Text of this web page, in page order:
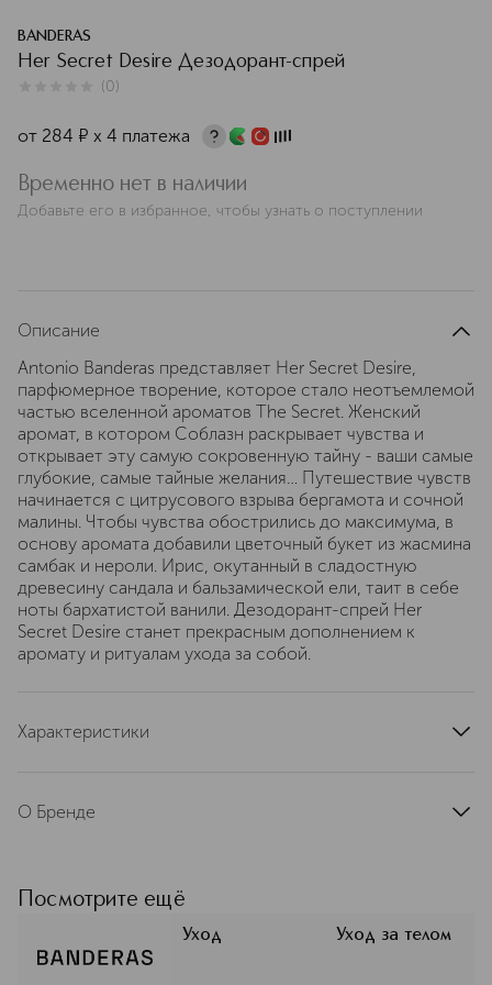
BANDERAS
Her Secret Desire Дезодорант-спрей
(0)
от 284 ¤ х 4 платежа
Временно нет в наличии
Добавьте его в избранное, чтобы узнать о поступлении
Описание
Antonio Banderas представляет Her Secret Desire,
парфюмерное творение, которое стало неотъемлемой
частью вселенной ароматов The Secret. Женский
аромат, в котором Соблазн раскрывает чувства и
открывает эту самую сокровенную тайну - ваши самые
глубокие, самые тайные желания… Путешествие чувств
начинается с цитрусового взрыва бергамота и сочной
малины. Чтобы чувства обострились до максимума, в
основу аромата добавили цветочный букет из жасмина
самбак и нероли. Ирис, окутанный в сладостную
древесину сандала и бальзамической ели, таит в себе
ноты бархатистой ванили. Дезодорант-спрей Her
Secret Desire станет прекрасным дополнением к
аромату и ритуалам ухода за собой.
Характеристики
страна производства
О Бренде
изысканная, она дарит уверенность
и помогает раскрыть
индивидуальность. Бренд
Посмотрите ещё
Уход Уход за телом